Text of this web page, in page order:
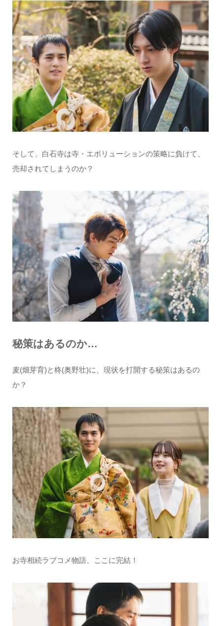
そして、白石寺は寺・エボリューションの策略に負けて、
売却されてしまうのか？
秘策はあるのか…
麦(畑芽育)と柊(奥野壮)に、現状を打開する秘策はあるの
か？
お寺相続ラブコメ物語、ここに完結！